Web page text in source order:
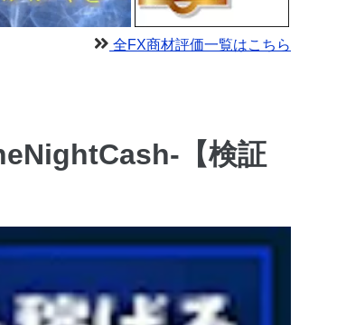
全FX商材評価一覧はこちら
【検証